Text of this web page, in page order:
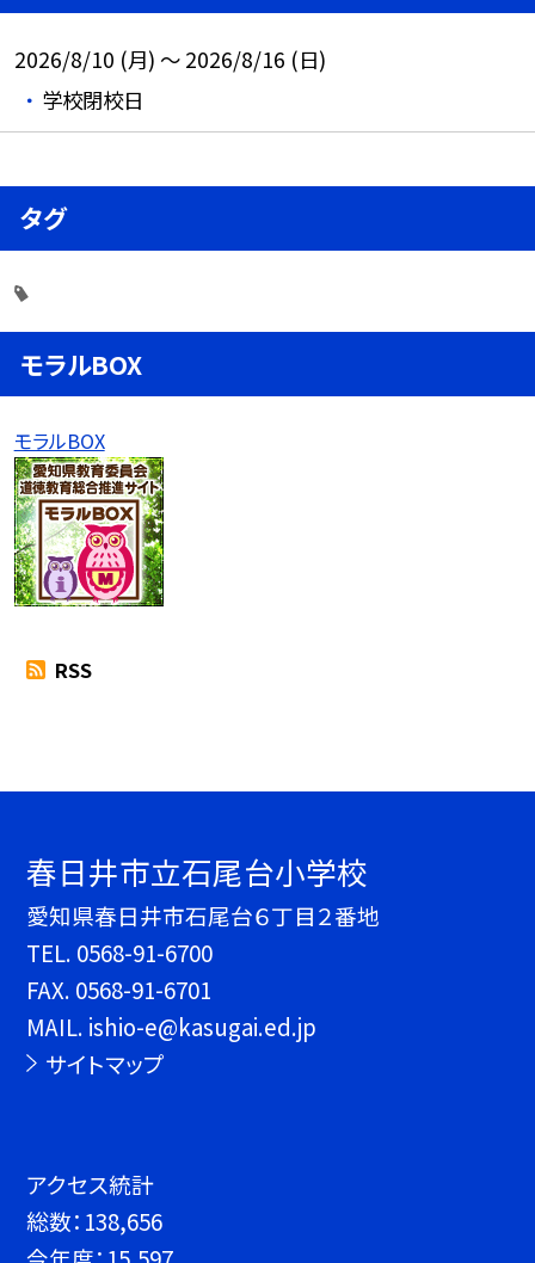
2026/8/10 (月) ～ 2026/8/16 (日)
学校閉校日
タグ
モラルBOX
モラルBOX
RSS
春日井市立石尾台小学校
愛知県春日井市石尾台６丁目２番地
TEL. 0568-91-6700
FAX. 0568-91-6701
MAIL. ishio-e@kasugai.ed.jp
サイトマップ
アクセス統計
総数： 138,656